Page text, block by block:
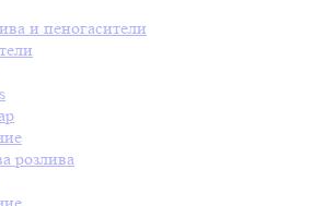
и пеногасители
розлива